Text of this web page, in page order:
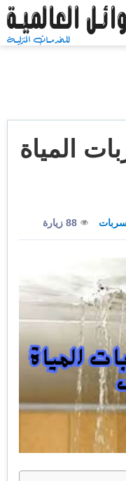
المياة
88 زيارة